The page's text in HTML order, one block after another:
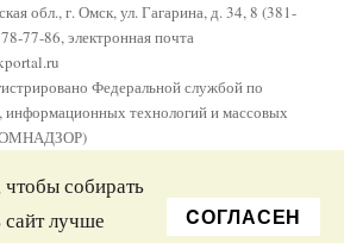
обл., г. Омск, ул. Гагарина, д. 34, 8 (381-
77-86, электронная почта
Федеральной службой по
информационных технологий и массовых
чтобы собирать
сайт лучше
CОГЛАСЕН